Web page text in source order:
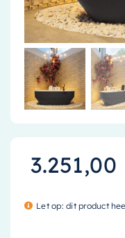
3.251,00
Let op: dit product